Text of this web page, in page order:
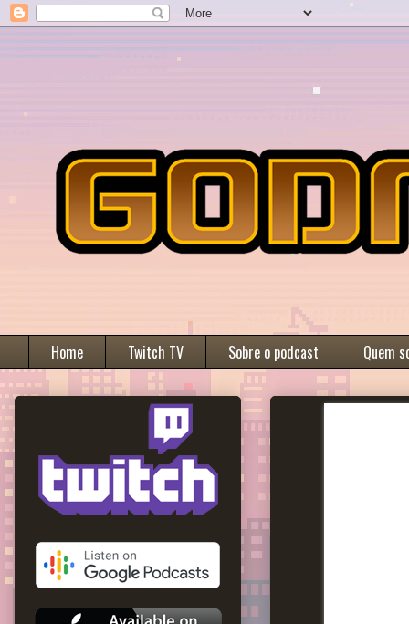
Home Twitch TV Sobre o podcast Quem